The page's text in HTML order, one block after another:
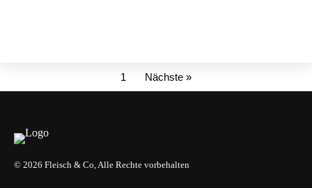
1 Nächste »
© 2026 Fleisch & Co, Alle Rechte vorbehalten